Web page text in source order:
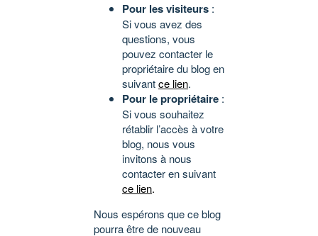
Pour les visiteurs :
Si vous avez des
questions, vous
pouvez contacter le
propriétaire du blog en
suivantce lien.
Pour le propriétaire :
Si vous souhaitez
rétablir l’accès à votre
blog, nous vous
invitons à nous
contacter en suivant
ce lien.
Nous espérons que ce blog
pourra être de nouveau